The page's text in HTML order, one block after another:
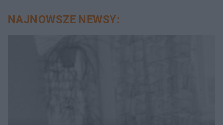
NAJNOWSZE NEWSY: